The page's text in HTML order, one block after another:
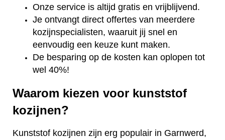
Onze service is altijd gratis en vrijblijvend.
Je ontvangt direct offertes van meerdere
kozijnspecialisten, waaruit jij snel en
eenvoudig een keuze kunt maken.
De besparing op de kosten kan oplopen tot
wel 40%!
Waarom kiezen voor kunststof
kozijnen?
Kunststof kozijnen zijn erg populair in Garnwerd,